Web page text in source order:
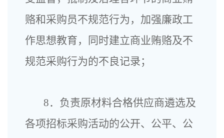
赂和采购员不规范行为，加强廉政工
作思想教育，同时建立商业贿赂及不
规范采购行为的不良记录；
8．负责原材料合格供应商遴选及
各项招标采购活动的公开、公平、公